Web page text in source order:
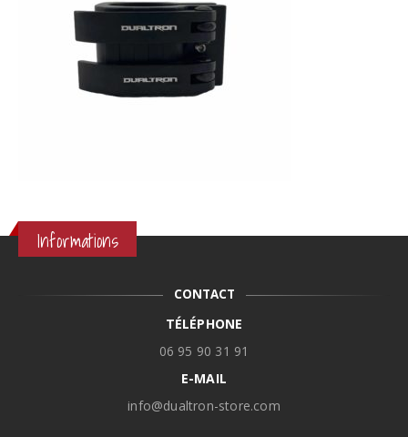
Informations
CONTACT
TÉLÉPHONE
06 95 90 31 91
E-MAIL
info@dualtron-store.com